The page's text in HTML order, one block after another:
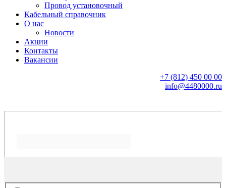
Провод установочный
Кабельный справочник
О нас
Новости
Акции
Контакты
Вакансии
+7 (812) 450 00 00
info@4480000.ru